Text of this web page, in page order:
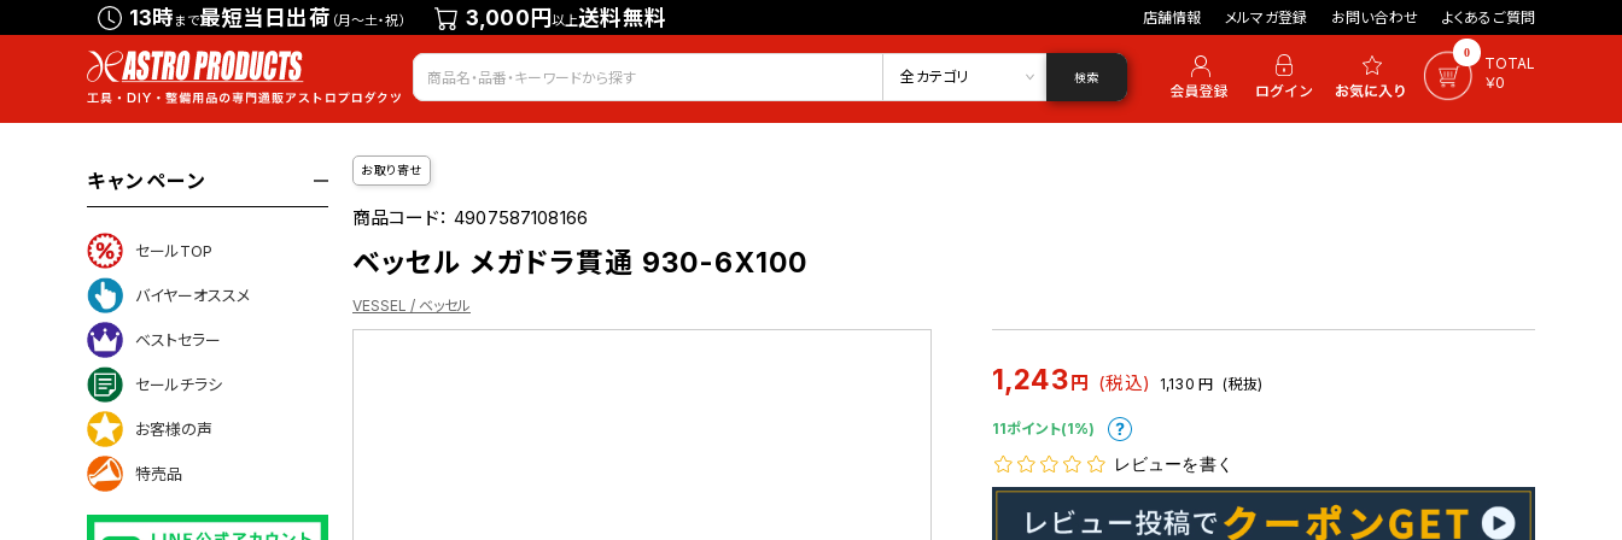
13時まで最短当日出荷 （月～土・祝） 3,000円以上送料無料 店舗情報 メルマガ登録 お問い合わせ よくあるご質問
会員登録 ログイン お気に入り 0
TOTAL
￥0
全カテゴリ 検索
キャンペーン
セールTOP
バイヤーオススメ
ベストセラー
セールチラシ
お客様の声
特売品
お取り寄せ
商品コード：4907587108166
ベッセル メガドラ貫通 930-6X100
VESSEL / ベッセル
1,243円 (税込) 1,130 円 (税抜)
11ポイント(1%)
レビューを書く